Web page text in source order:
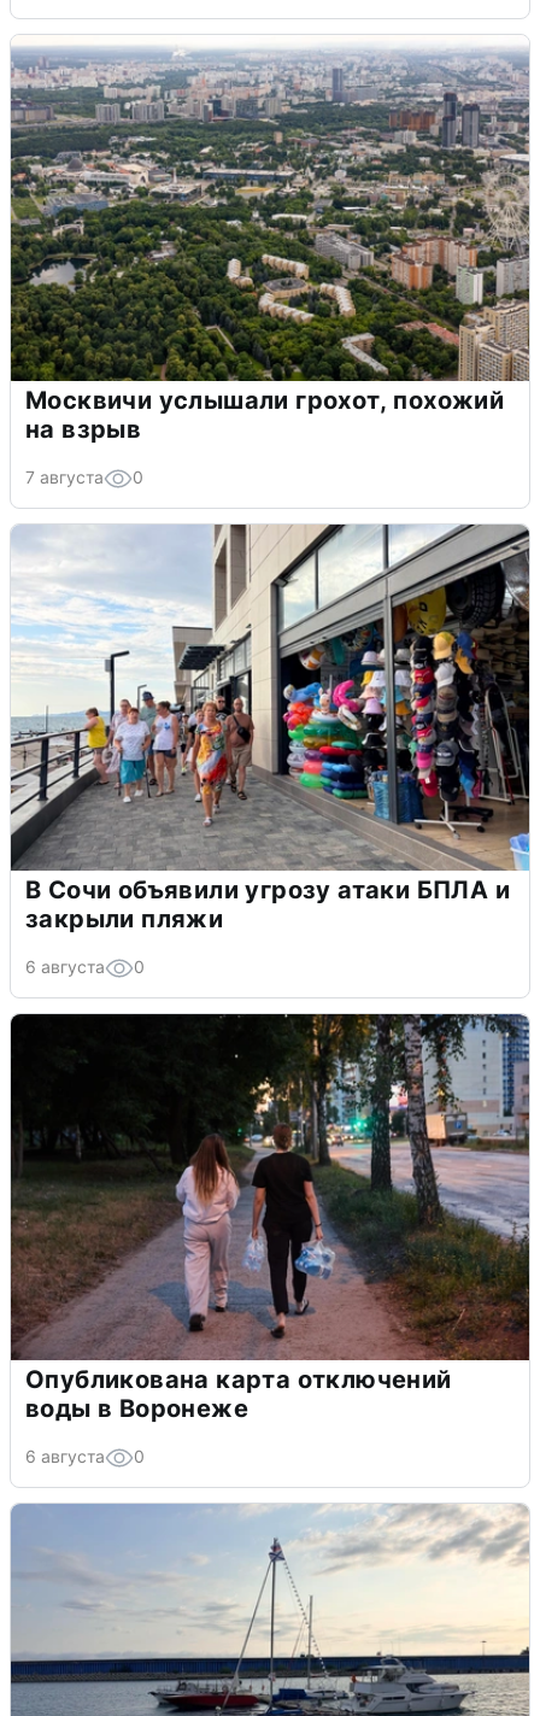
Москвичи услышали грохот, похожий
на взрыв
7 августа 0
В Сочи объявили угрозу атаки БПЛА и
закрыли пляжи
6 августа 0
Опубликована карта отключений
воды в Воронеже
6 августа 0